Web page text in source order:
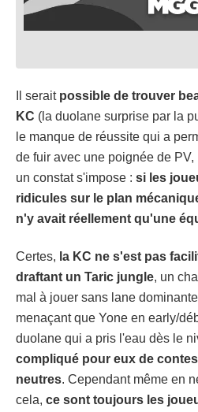
Il seraitpossible de trouver
KC (la duolane surprise par la
le manque de réussite qui a
de fuir avec une poignée de
un constat s'impose : si les
ridicules sur le plan
n'y avait réellement qu'une
Certes, la KC ne s'est pas
draftant un Taric jungle, un
mal à jouer sans lane
menaçant que Yone en early/
duolane qui a pris l'eau dès le
compliqué pour eux de
neutres. Cependant même en
cela, ce sont toujours les